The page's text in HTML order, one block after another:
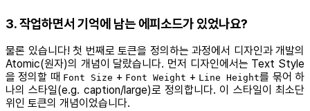
3. 작업하면서 기억에 남는 에피소드가 있었나요?
물론 있습니다! 첫 번째로 토큰을 정의하는 과정에서 디자인과 개발의
Atomic(원자)의 개념이 달랐습니다. 먼저 디자인에서는 Text Style
을 정의할 때 Font Size + Font Weight + Line Height를 묶어 하
나의 스타일(e.g. caption/large)로 정의합니다. 이 스타일이 최소단
위인 토큰의 개념이었습니다.